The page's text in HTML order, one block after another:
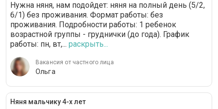
Нужна няня, нам подойдет: няня на полный день (5/2,
6/1) без проживания. Формат работы: без
проживания. Подробности работы: 1 ребенок
возрастной группы - груднички (до года). График
работы: пн, вт,... раскрыть...
Вакансия от частного лица
Ольга
Няня мальчику 4-х лет